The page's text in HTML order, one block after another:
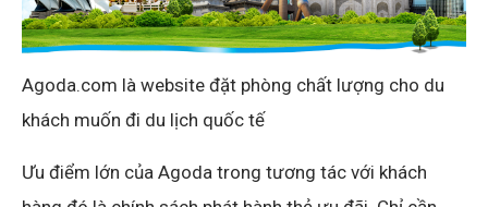
Agoda.com là website đặt phòng chất lượng cho du
khách muốn đi du lịch quốc tế
Ưu điểm lớn của Agoda trong tương tác với khách